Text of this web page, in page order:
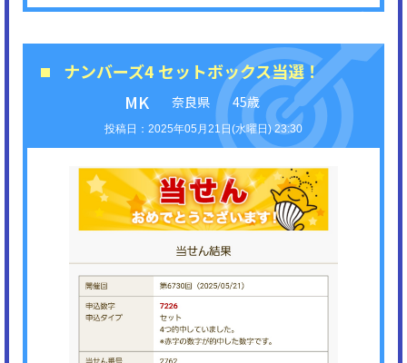
ナンバーズ4 セットボックス当選！
MK
奈良県 45歳
2025年05月21日(水曜日) 23:30